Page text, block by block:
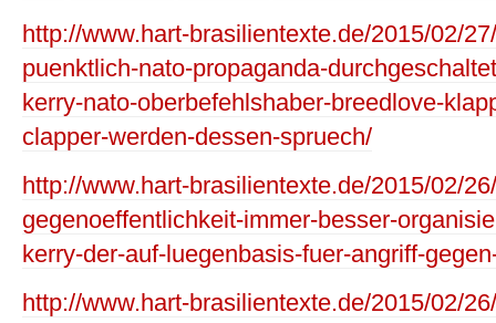
http://www.hart-brasilientexte.de/2015/02/
puenktlich-nato-propaganda-
kerry-nato-oberbefehlshaber-breedlove-
clapper-werden-dessen-spruech/
http://www.hart-brasilientexte.de/2015/02/
gegenoeffentlichkeit-immer-besser-
kerry-der-auf-luegenbasis-fuer-angriff-
http://www.hart-brasilientexte.de/2015/02/